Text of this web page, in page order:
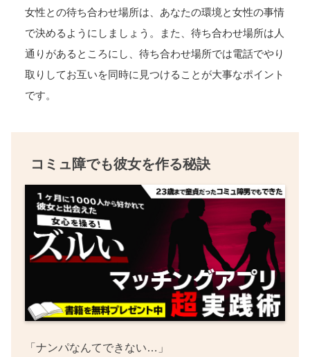
女性との待ち合わせ場所は、あなたの環境と女性の事情
で決めるようにしましょう。また、待ち合わせ場所は人
通りがあるところにし、待ち合わせ場所では電話でやり
取りしてお互いを同時に見つけることが大事なポイント
です。
コミュ障でも彼女を作る秘訣
「ナンパなんてできない…」